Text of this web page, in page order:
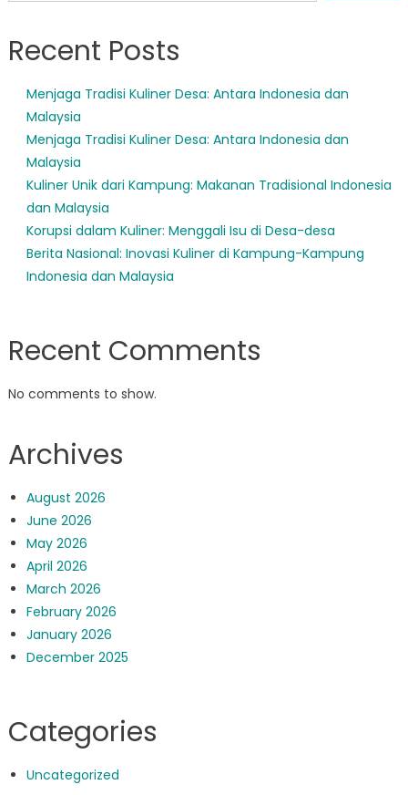
Recent Posts
Menjaga Tradisi Kuliner Desa: Antara Indonesia dan
Malaysia
Menjaga Tradisi Kuliner Desa: Antara Indonesia dan
Malaysia
Kuliner Unik dari Kampung: Makanan Tradisional Indonesia
dan Malaysia
Korupsi dalam Kuliner: Menggali Isu di Desa-desa
Berita Nasional: Inovasi Kuliner di Kampung-Kampung
Indonesia dan Malaysia
Recent Comments
No comments to show.
Archives
August 2026
June 2026
May 2026
April 2026
March 2026
February 2026
January 2026
December 2025
Categories
Uncategorized